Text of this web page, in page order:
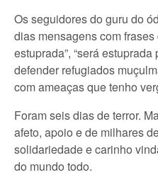
Os seguidores do guru do
dias mensagens com
estuprada”, “será
defender refugiados
com ameaças que tenho
Foram seis dias de terror.
afeto, apoio e de milhares
solidariedade e carinho
do mundo todo.